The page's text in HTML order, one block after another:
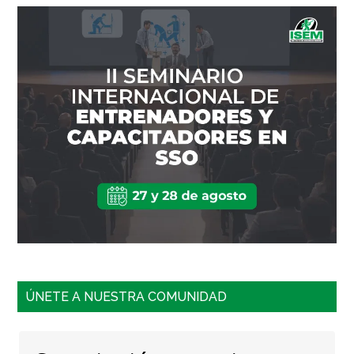
ÚNETE A NUESTRA COMUNIDAD